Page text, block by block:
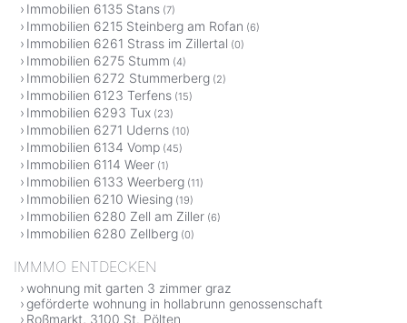
Immobilien 6135 Stans (7)
Immobilien 6215 Steinberg am Rofan (6)
Immobilien 6261 Strass im Zillertal (0)
Immobilien 6275 Stumm (4)
Immobilien 6272 Stummerberg (2)
Immobilien 6123 Terfens (15)
Immobilien 6293 Tux (23)
Immobilien 6271 Uderns (10)
Immobilien 6134 Vomp (45)
Immobilien 6114 Weer (1)
Immobilien 6133 Weerberg (11)
Immobilien 6210 Wiesing (19)
Immobilien 6280 Zell am Ziller (6)
Immobilien 6280 Zellberg (0)
IMMMO ENTDECKEN
wohnung mit garten 3 zimmer graz
geförderte wohnung in hollabrunn genossenschaft
Roßmarkt, 3100 St. Pölten